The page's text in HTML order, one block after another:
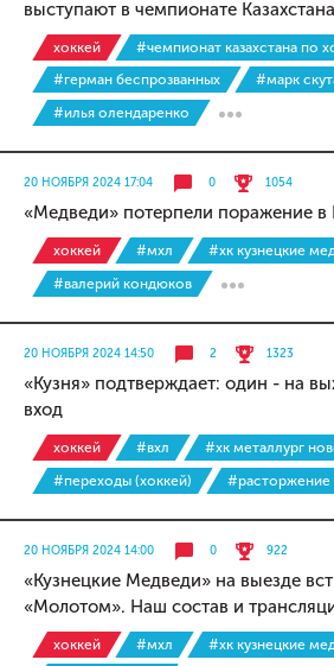
выступают в чемпионате Казахстана
хоккей
#чемпионат казахстана по
#герман беспрозванных
#марк
#илья олендаренко
20 НОЯБРЯ 2024 17:04 0 1054
«Медведи» потерпели поражение
хоккей #мхл #хк кузнецкие
#валерий кондюков
20 НОЯБРЯ 2024 14:50 2 1323
«Кузня» подтверждает: один - на
вход
хоккей #вхл
#хк металлург
#переходы (хоккей)
#расторжение
20 НОЯБРЯ 2024 14:00 0 922
«Кузнецкие Медведи» на выезде
«Молотом». Наш состав и
хоккей #мхл #хк кузнецкие